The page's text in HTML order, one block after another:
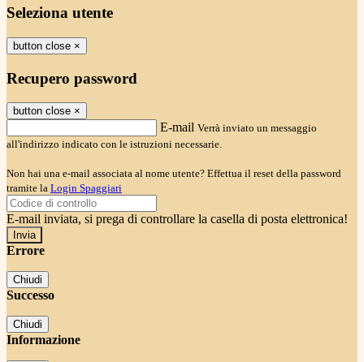
Seleziona utente
button close ×
Recupero password
button close ×
E-mail Verrà inviato un messaggio
all'indirizzo indicato con le istruzioni necessarie.
Non hai una e-mail associata al nome utente? Effettua il reset della password
tramite la Login Spaggiari
E-mail inviata, si prega di controllare la casella di posta elettronica!
Errore
Chiudi
Successo
Chiudi
Informazione